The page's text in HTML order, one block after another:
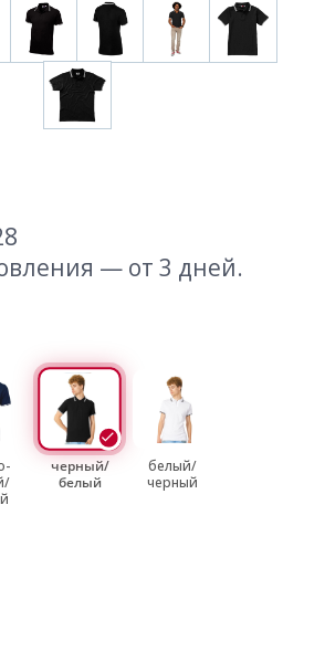
— от 3 дней.
черный/
белый
белый/
черный